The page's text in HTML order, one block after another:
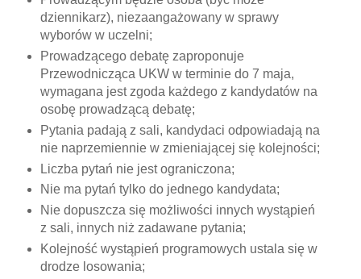
dziennikarz), niezaangażowany w sprawy
wyborów w uczelni;
Prowadzącego debatę zaproponuje
Przewodnicząca UKW w terminie do 7 maja,
wymagana jest zgoda każdego z kandydatów na
osobę prowadzącą debatę;
Pytania padają z sali, kandydaci odpowiadają na
nie naprzemiennie w zmieniającej się kolejności;
Liczba pytań nie jest ograniczona;
Nie ma pytań tylko do jednego kandydata;
Nie dopuszcza się możliwości innych wystąpień
z sali, innych niż zadawane pytania;
Kolejność wystąpień programowych ustala się w
drodze losowania;